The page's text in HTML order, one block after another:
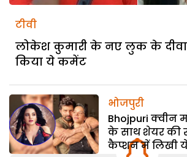
टीवी
लोकेश कुमारी के नए लुक के
किया ये कमेंट
भोजपुरी
Bhojpuri क्वीन
के साथ शेयर की
कैप्शन में लिखी